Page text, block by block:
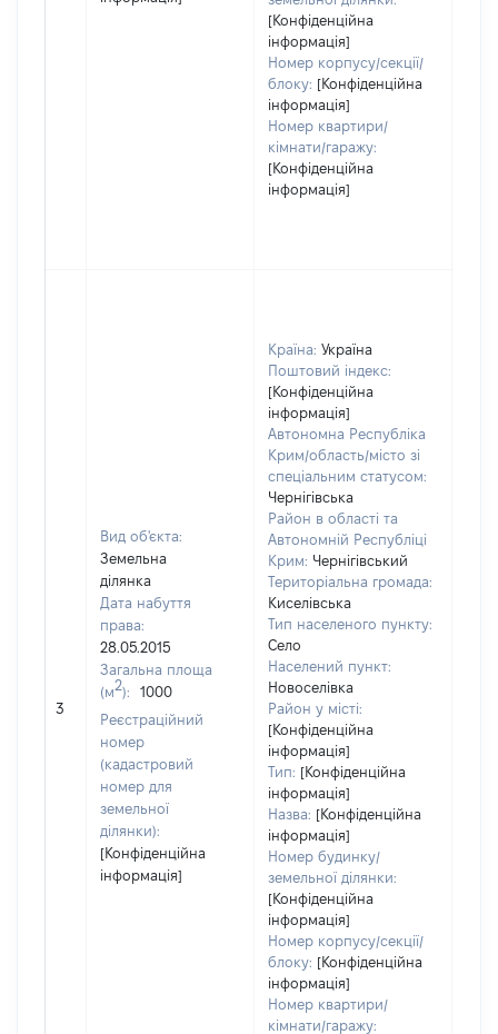
[Конфіденційна
інформація]
Номер корпусу/секції/
блоку: [Конфіденційна
інформація]
Номер квартири/
кімнати/гаражу:
[Конфіденційна
інформація]
3
Вид об'єкта:
Земельна
ділянка
Дата набуття
права:
28.05.2015
Загальна площа
(м2):
1000
Реєстраційний
номер
(кадастровий
номер для
земельної
ділянки):
[Конфіденційна
інформація]
Країна: Україна
Поштовий індекс:
[Конфіденційна
інформація]
Автономна Республіка
Крим/область/місто зі
спеціальним статусом:
Чернігівська
Район в області та
Автономній Республіці
Крим: Чернігівський
Територіальна громада:
Киселівська
Тип населеного пункту:
Село
Населений пункт:
Новоселівка
Район у місті:
[Конфіденційна
інформація]
Тип: [Конфіденційна
інформація]
Назва: [Конфіденційна
інформація]
Номер будинку/
земельної ділянки:
[Конфіденційна
інформація]
Номер корпусу/секції/
блоку: [Конфіденційна
інформація]
Номер квартири/
кімнати/гаражу: